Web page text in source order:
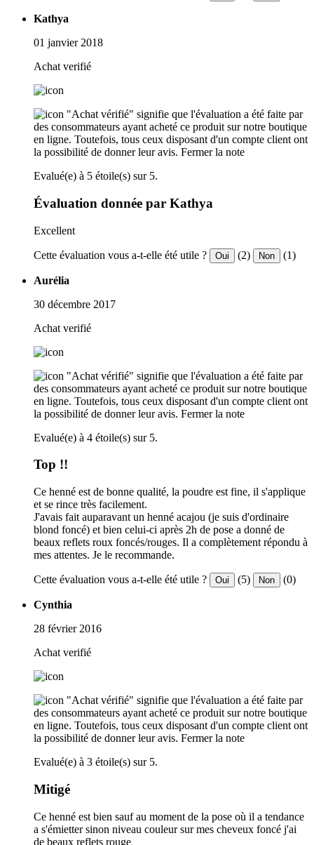
Kathya
01 janvier 2018
Achat verifié
"Achat vérifié" signifie que l'évaluation a été faite par
des consommateurs ayant acheté ce produit sur notre boutique
en ligne. Toutefois, tous ceux disposant d'un compte client ont
la possibilité de donner leur avis. Fermer la note
Evalué(e) à 5 étoile(s) sur 5.
Évaluation donnée par Kathya
Excellent
Cette évaluation vous a-t-elle été utile ? Oui (2) Non (1)
Aurélia
30 décembre 2017
Achat verifié
"Achat vérifié" signifie que l'évaluation a été faite par
des consommateurs ayant acheté ce produit sur notre boutique
en ligne. Toutefois, tous ceux disposant d'un compte client ont
la possibilité de donner leur avis. Fermer la note
Evalué(e) à 4 étoile(s) sur 5.
Top !!
Ce henné est de bonne qualité, la poudre est fine, il s'applique
et se rince très facilement.
J'avais fait auparavant un henné acajou (je suis d'ordinaire
blond foncé) et bien celui-ci après 2h de pose a donné de
beaux reflets roux foncés/rouges. Il a complètement répondu à
mes attentes. Je le recommande.
Cette évaluation vous a-t-elle été utile ? Oui (5) Non (0)
Cynthia
28 février 2016
Achat verifié
"Achat vérifié" signifie que l'évaluation a été faite par
des consommateurs ayant acheté ce produit sur notre boutique
en ligne. Toutefois, tous ceux disposant d'un compte client ont
la possibilité de donner leur avis. Fermer la note
Evalué(e) à 3 étoile(s) sur 5.
Mitigé
Ce henné est bien sauf au moment de la pose où il a tendance
a s'émietter sinon niveau couleur sur mes cheveux foncé j'ai
de beaux reflets rouge